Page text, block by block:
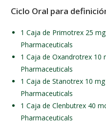
Ciclo Oral para
1 Caja de Primotrex 25
Pharmaceuticals
1 Caja de Oxandrotrex 10
Pharmaceuticals
1 Caja de Stanotrex 10
Pharmaceuticals
1 Caja de Clenbutrex 40
Pharmaceuticals